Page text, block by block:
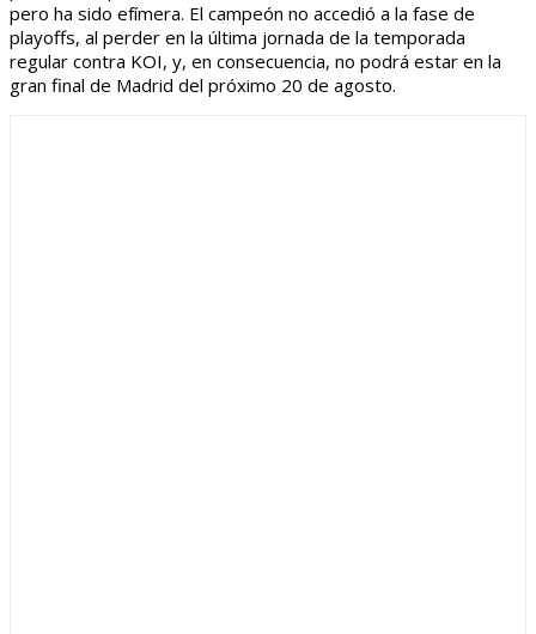
pero ha sido efímera. El campeón no accedió a la fase de
playoffs, al perder en la última jornada de la temporada
regular contra KOI, y, en consecuencia, no podrá estar en la
gran final de Madrid del próximo 20 de agosto.